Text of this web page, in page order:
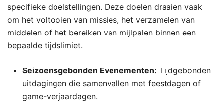
specifieke doelstellingen. Deze doelen draaien vaak
om het voltooien van missies, het verzamelen van
middelen of het bereiken van mijlpalen binnen een
bepaalde tijdslimiet.
Seizoensgebonden Evenementen: Tijdgebonden
uitdagingen die samenvallen met feestdagen of
game-verjaardagen.